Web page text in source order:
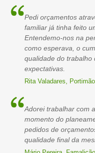
Pedi orçamentos
familiar já tinha feito
Entendemo-nos na
como esperava, o
qualidade do trabalho
expectativas.
Rita Valadares, Portimão
Adorei trabalhar com
momento do
pedidos de
qualidade final da